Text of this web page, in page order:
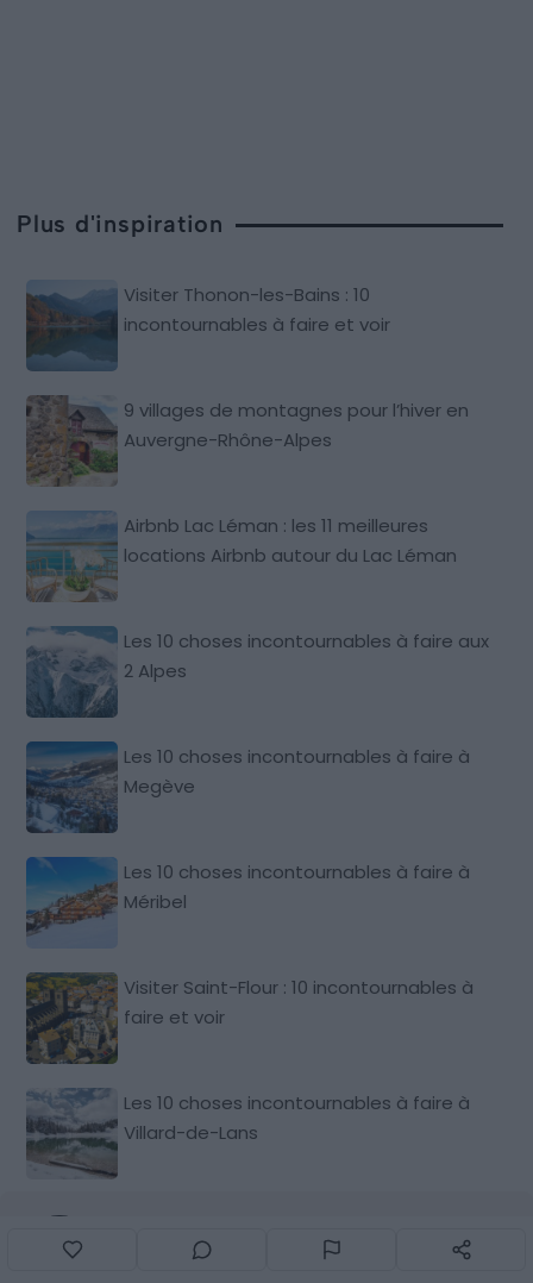
Plus d'inspiration
Visiter Thonon-les-Bains : 10
incontournables à faire et voir
9 villages de montagnes pour l’hiver en
Auvergne-Rhône-Alpes
Airbnb Lac Léman : les 11 meilleures
locations Airbnb autour du Lac Léman
Les 10 choses incontournables à faire aux
2 Alpes
Les 10 choses incontournables à faire à
Megève
Les 10 choses incontournables à faire à
Méribel
Visiter Saint-Flour : 10 incontournables à
faire et voir
Les 10 choses incontournables à faire à
Villard-de-Lans
Par Florent Delbos